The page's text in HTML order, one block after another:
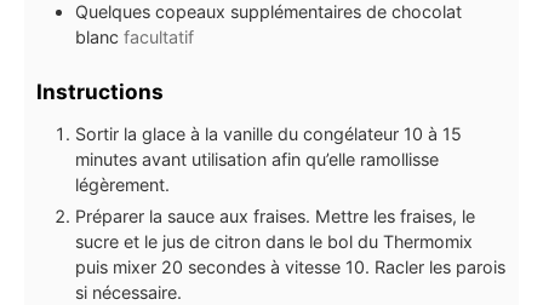
Quelques copeaux supplémentaires de chocolat
blanc facultatif
Instructions
Sortir la glace à la vanille du congélateur 10 à 15
minutes avant utilisation afin qu’elle ramollisse
légèrement.
Préparer la sauce aux fraises. Mettre les fraises, le
sucre et le jus de citron dans le bol du Thermomix
puis mixer 20 secondes à vitesse 10. Racler les parois
si nécessaire.